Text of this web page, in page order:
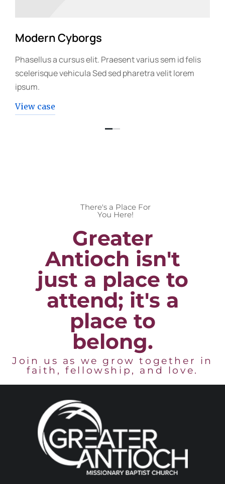
Modern Cyborgs
Phasellus a cursus elit. Praesent varius sem id felis
scelerisque vehicula Sed sed pharetra velit lorem
ipsum.
View case
There's a Place For
You Here!
Greater
Antioch isn't
just a place to
attend; it's a
place to
belong.
Join us as we grow together in
faith, fellowship, and love.